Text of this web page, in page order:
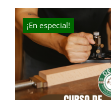
¡En especial!